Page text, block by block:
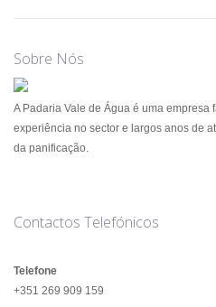
Sobre Nós
A Padaria Vale de Água é uma empresa
experiência no sector e largos anos de
da panificação.
Contactos Telefónicos
Telefone
+351 269 909 159